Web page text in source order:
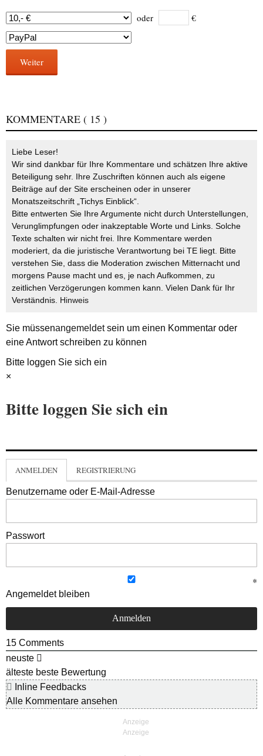
oder €
Weiter
KOMMENTARE ( 15 )
Liebe Leser!
Wir sind dankbar für Ihre Kommentare und schätzen Ihre aktive
Beteiligung sehr. Ihre Zuschriften können auch als eigene
Beiträge auf der Site erscheinen oder in unserer
Monatszeitschrift „Tichys Einblick“.
Bitte entwerten Sie Ihre Argumente nicht durch Unterstellungen,
Verunglimpfungen oder inakzeptable Worte und Links. Solche
Texte schalten wir nicht frei. Ihre Kommentare werden
moderiert, da die juristische Verantwortung bei TE liegt. Bitte
verstehen Sie, dass die Moderation zwischen Mitternacht und
morgens Pause macht und es, je nach Aufkommen, zu
zeitlichen Verzögerungen kommen kann. Vielen Dank für Ihr
Verständnis. Hinweis
Sie müssenangemeldetsein um einen Kommentar oder
eine Antwort schreiben zu können
Bitte loggen Sie sich ein
×
Bitte loggen Sie sich ein
ANMELDEN REGISTRIERUNG
Benutzername oder E-Mail-Adresse
Passwort
Angemeldet bleiben
15 Comments
neuste
älteste beste Bewertung
Inline Feedbacks
Alle Kommentare ansehen